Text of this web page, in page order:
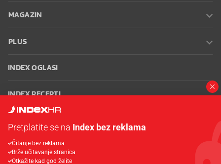
MAGAZIN
PLUS
INDEX OGLASI
INDEX RECEPTI
Oglašavanje Zaposli se na Indexu
korištenja
Postavke kolačića
Pretplatite se na Index bez reklama
Čitanje bez reklama
Brže učitavanje stranica
Otkažite kad god želite